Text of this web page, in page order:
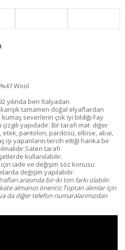
Wool
yılında beri İtalyadan
tamamen doğal elyaflardan
kumaş severlerin çok iyi bildiği Fay
yapıdadır. Bir tarafı mat diğer
etek, pantolon, pardösü, elbise, abai,
işi yapanların tercih ettiği harika bir
tarafı
kullanılabilir.
iade ve değişim söz konusu
değişim yapılabilir.
arasında bir-iki ton farkı olabilir.
almanızı öneririz.Toptan alımlar için
da diğer telefon numaralarımızdan